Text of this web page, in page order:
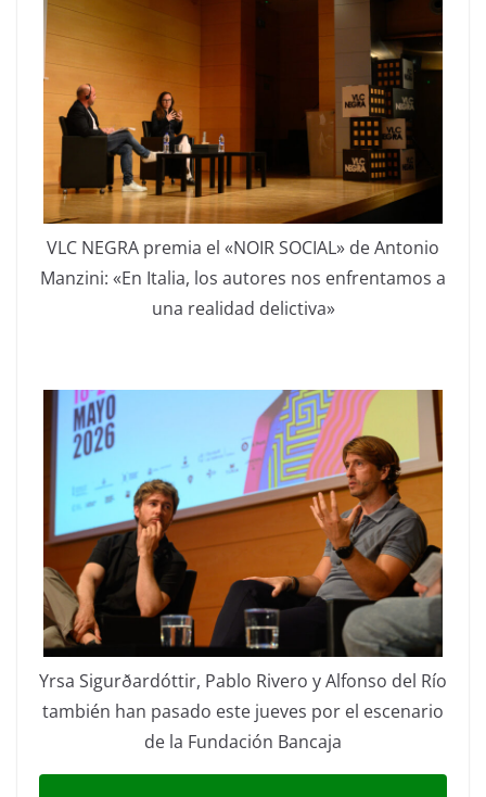
VLC NEGRA premia el «NOIR SOCIAL» de Antonio
Manzini: «En Italia, los autores nos enfrentamos a
una realidad delictiva»
Yrsa Sigurðardóttir, Pablo Rivero y Alfonso del Río
también han pasado este jueves por el escenario
de la Fundación Bancaja